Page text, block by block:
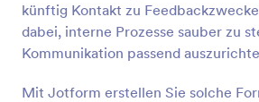
künftig Kontakt zu
dabei, interne Prozesse sauber zu
Kommunikation passend
Mit Jotform erstellen Sie solche